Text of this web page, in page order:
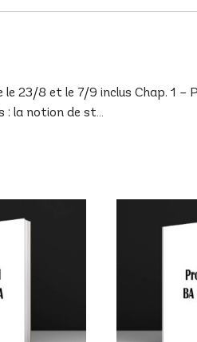
23/8 et le 7/9 inclus Chap. 1
: la notion de st…